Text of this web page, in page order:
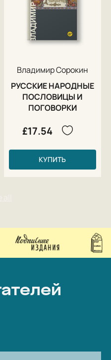
Владимир Сорокин
РУССКИЕ НАРОДНЫЕ
ПОСЛОВИЦЫ И
ПОГОВОРКИ
£17.54
КУПИТЬ